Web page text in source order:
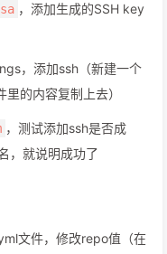
，添加生成的SSH key
，添加ssh（新建一个
的内容复制上去）
，测试添加ssh是否成
，就说明成功了
文件，修改repo值（在